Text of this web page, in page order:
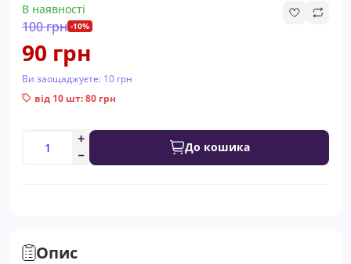
В наявності
100 грн -10%
90 грн
Ви заощаджуєте: 10 грн
від 10 шт: 80 грн
До кошика
Опис